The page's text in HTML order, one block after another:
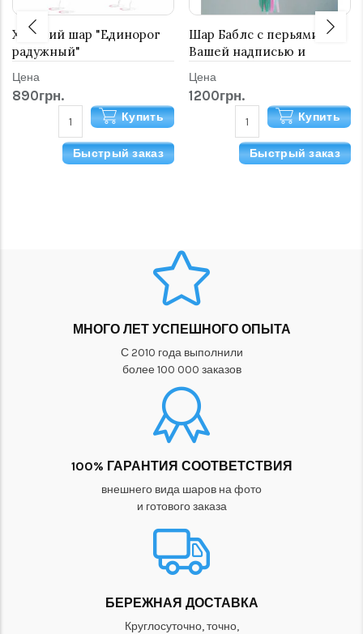
Ходячий шар "Единорог
радужный"
Цена
890грн.
Купить
Быстрый заказ
Шар Баблс с перьями с
Вашей надписью и
Цена
1200грн.
Купить
Быстрый заказ
МНОГО ЛЕТ УСПЕШНОГО ОПЫТА
С 2010 года выполнили
более 100 000 заказов
100% ГАРАНТИЯ СООТВЕТСТВИЯ
внешнего вида шаров на фото
и готового заказа
БЕРЕЖНАЯ ДОСТАВКА
Круглосуточно, точно,